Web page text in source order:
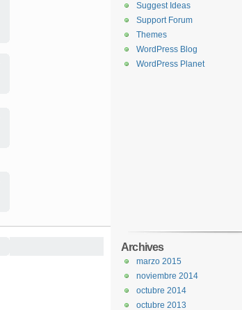
Suggest Ideas
Support Forum
Themes
WordPress Blog
WordPress Planet
Archives
marzo 2015
noviembre 2014
octubre 2014
octubre 2013